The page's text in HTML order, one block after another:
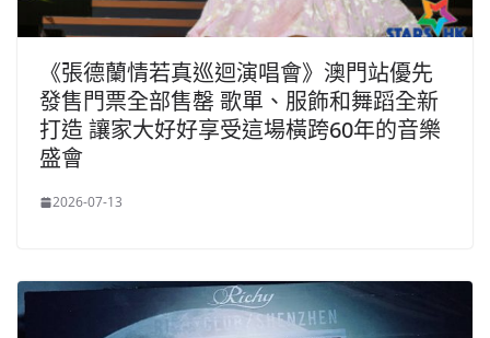
《張德蘭情若真巡迴演唱會》澳門站優先
發售門票全部售罄 歌單、服飾和舞蹈全新
打造 讓家大好好享受這場橫跨60年的音樂
盛會
2026-07-13